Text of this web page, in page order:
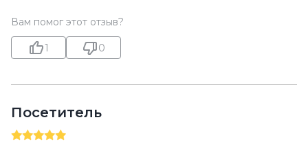
Вам помог этот отзыв?
1 0
Посетитель